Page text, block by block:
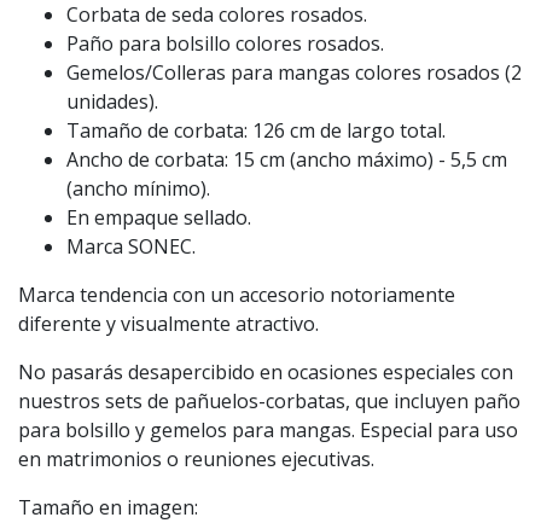
Corbata de seda colores rosados.
Paño para bolsillo colores rosados.
Gemelos/Colleras para mangas colores rosados (2
unidades).
Tamaño de corbata: 126 cm de largo total.
Ancho de corbata: 15 cm (ancho máximo) - 5,5 cm
(ancho mínimo).
En empaque sellado.
Marca SONEC.
Marca tendencia con un accesorio notoriamente
diferente y visualmente atractivo.
No pasarás desapercibido en ocasiones especiales con
nuestros sets de pañuelos-corbatas, que incluyen paño
para bolsillo y gemelos para mangas. Especial para uso
en matrimonios o reuniones ejecutivas.
Tamaño en imagen: